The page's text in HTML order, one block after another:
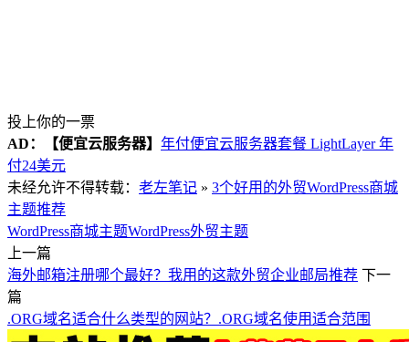
投上你的一票
AD：
【便宜云服务器】 年付便宜云服务器套餐 LightLayer 年
付24美元
未经允许不得转载： 老左笔记 » 3个好用的外贸WordPress商城
主题推荐
WordPress商城主题WordPress外贸主题
上一篇
海外邮箱注册哪个最好？我用的这款外贸企业邮局推荐 下一
篇
.ORG域名适合什么类型的网站？.ORG域名使用适合范围